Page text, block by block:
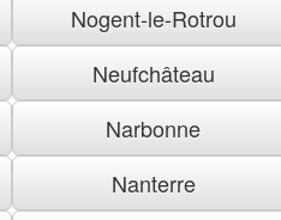
Nogent-le-Rotrou
Neufchâteau
Narbonne
Nanterre